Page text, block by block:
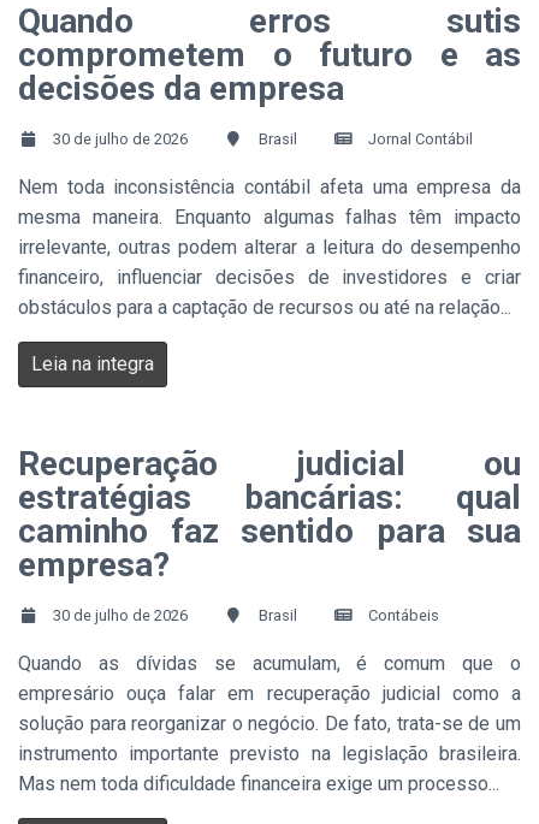
Quando erros sutis
comprometem o futuro e as
decisões da empresa
30 de julho de 2026 Brasil Jornal Contábil
Nem toda inconsistência contábil afeta uma empresa da
mesma maneira. Enquanto algumas falhas têm impacto
irrelevante, outras podem alterar a leitura do desempenho
financeiro, influenciar decisões de investidores e criar
obstáculos para a captação de recursos ou até na relação...
Leia na integra
Recuperação judicial ou
estratégias bancárias: qual
caminho faz sentido para sua
empresa?
30 de julho de 2026 Brasil Contábeis
Quando as dívidas se acumulam, é comum que o
empresário ouça falar em recuperação judicial como a
solução para reorganizar o negócio. De fato, trata-se de um
instrumento importante previsto na legislação brasileira.
Mas nem toda dificuldade financeira exige um processo...